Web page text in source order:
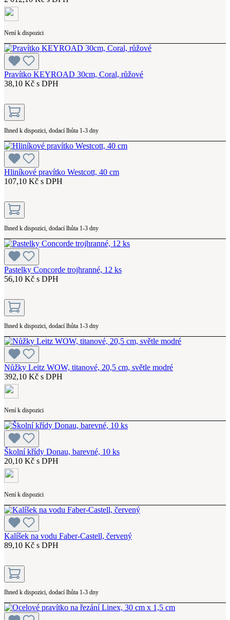
Není k dispozici
Pravítko KEYROAD 30cm, Coral, růžové
38,10 Kč s DPH
Ihned k dispozici, dodací lhůta 1-3 dny
Hliníkové pravítko Westcott, 40 cm
107,10 Kč s DPH
Ihned k dispozici, dodací lhůta 1-3 dny
Pastelky Concorde trojhranné, 12 ks
56,10 Kč s DPH
Ihned k dispozici, dodací lhůta 1-3 dny
Nůžky Leitz WOW, titanové, 20,5 cm, světle modré
392,10 Kč s DPH
Není k dispozici
Školní křídy Donau, barevné, 10 ks
20,10 Kč s DPH
Není k dispozici
Kalíšek na vodu Faber-Castell, červený
89,10 Kč s DPH
Ihned k dispozici, dodací lhůta 1-3 dny